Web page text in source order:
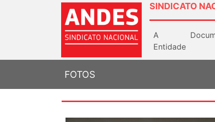
SINDICATO
A
Entidade
FOTOS